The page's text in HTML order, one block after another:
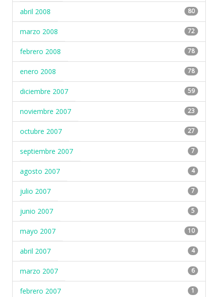
abril 2008 80
marzo 2008 72
febrero 2008 78
enero 2008 78
diciembre 2007 59
noviembre 2007 23
octubre 2007 27
septiembre 2007 7
agosto 2007 4
julio 2007 7
junio 2007 5
mayo 2007 10
abril 2007 4
marzo 2007 6
febrero 2007 1